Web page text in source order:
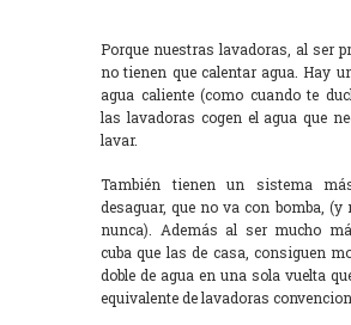
Porque nuestras lavadoras, al ser
no tienen que calentar agua. Hay
agua caliente (como cuando te
las lavadoras cogen el agua que
lavar.
También tienen un sistema
desaguar, que no va con bomba, (y
nunca). Además al ser mucho
cuba que las de casa, consiguen
doble de agua en una sola vuelta
equivalente de lavadoras